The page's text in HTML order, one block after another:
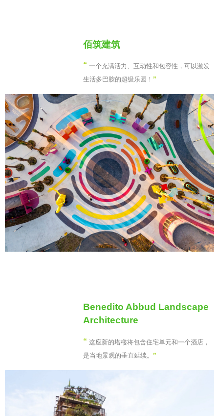
佰筑建筑
“ 一个充满活力、互动性和包容性，可以激发
生活多巴胺的超级乐园！ ”
Benedito Abbud Landscape
Architecture
“ 这座新的塔楼将包含住宅单元和一个酒店，
是当地景观的垂直延续。 ”